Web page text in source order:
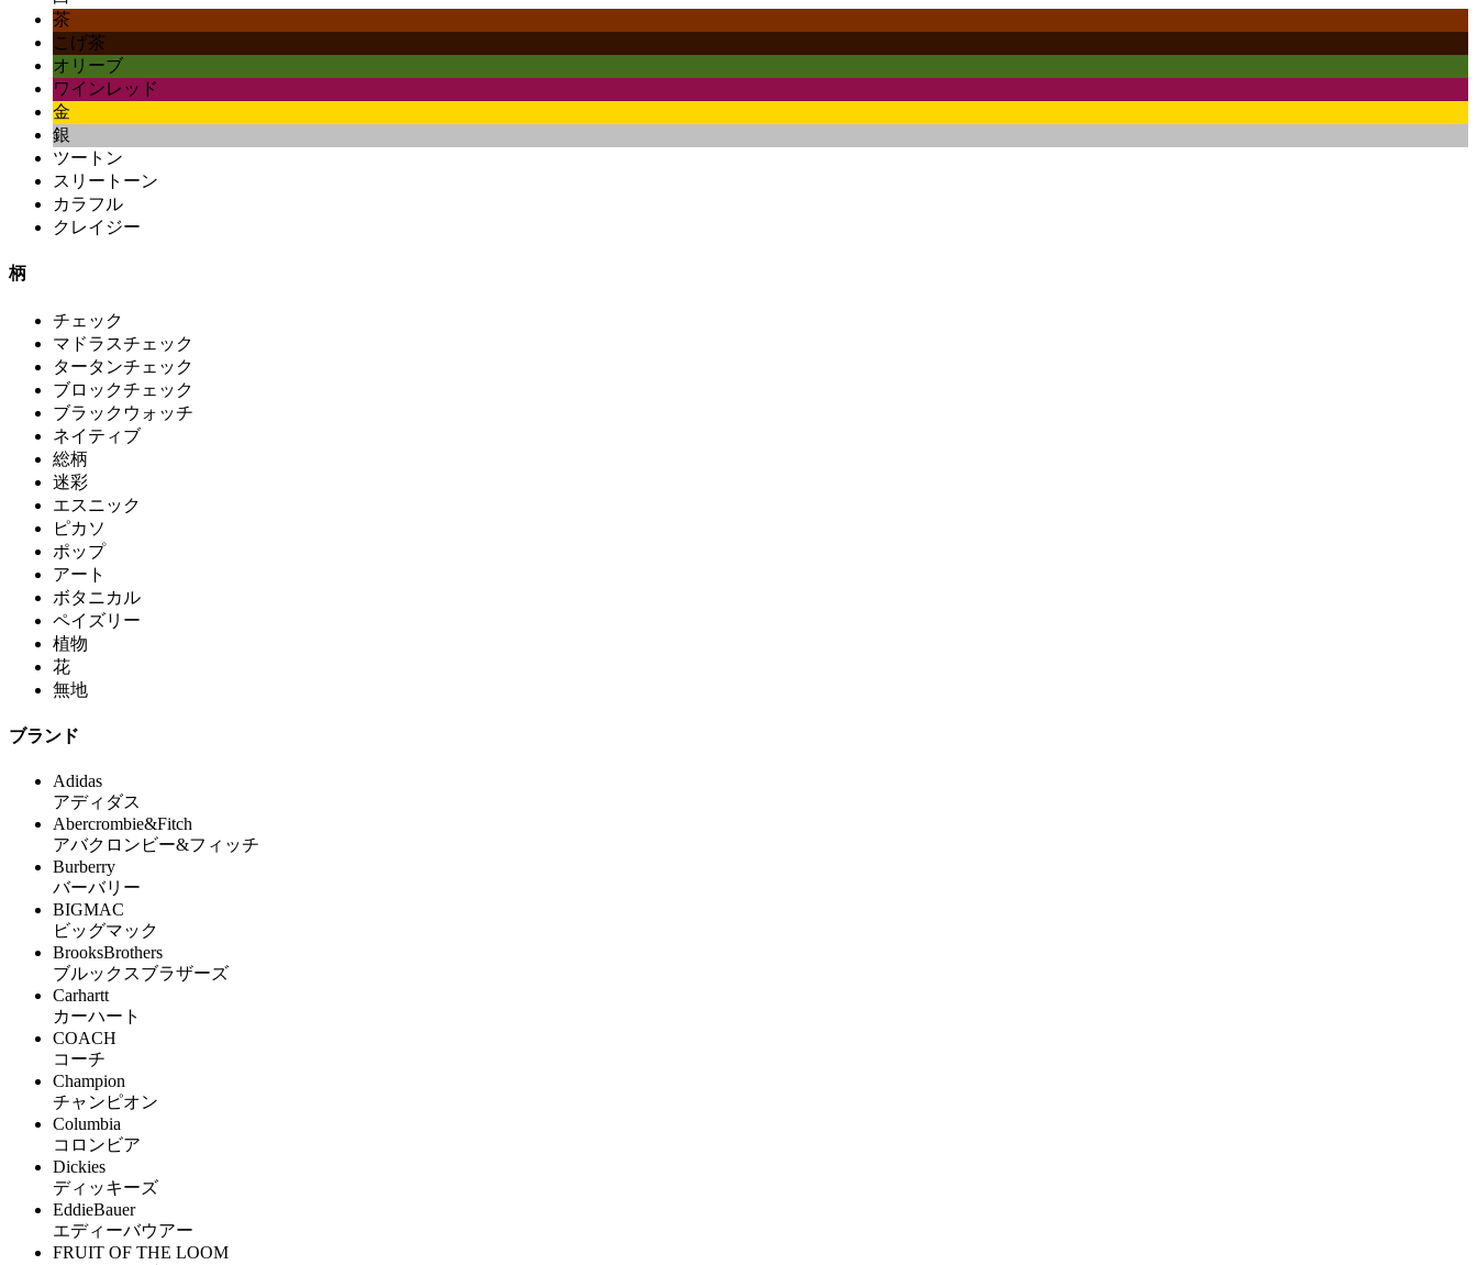
茶
こげ茶
オリーブ
ワインレッド
金
銀
ツートン
スリートーン
カラフル
クレイジー
柄
チェック
マドラスチェック
タータンチェック
ブロックチェック
ブラックウォッチ
ネイティブ
総柄
迷彩
エスニック
ピカソ
ポップ
アート
ボタニカル
ペイズリー
植物
花
無地
ブランド
Adidas
アディダス
Abercrombie&Fitch
アバクロンビー&フィッチ
Burberry
バーバリー
BIGMAC
ビッグマック
BrooksBrothers
ブルックスブラザーズ
Carhartt
カーハート
COACH
コーチ
Champion
チャンピオン
Columbia
コロンビア
Dickies
ディッキーズ
EddieBauer
エディーバウアー
FRUIT OF THE LOOM